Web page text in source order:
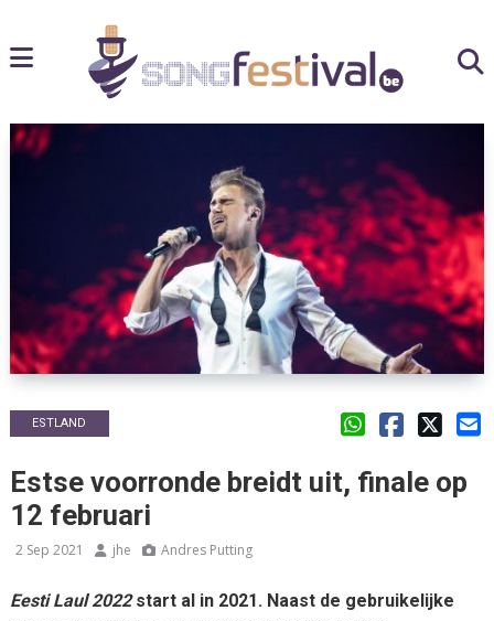
ESTLAND
Estse voorronde breidt uit, finale op
12 februari
2 Sep 2021 jhe Andres Putting
Eesti Laul 2022start al in 2021. Naast de gebruikelijke